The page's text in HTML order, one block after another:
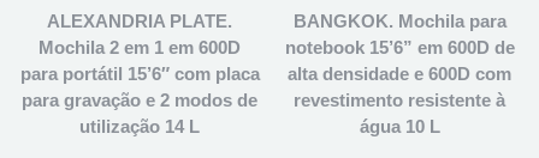
ALEXANDRIA PLATE.
Mochila 2 em 1 em 600D
para portátil 15’6″ com placa
para gravação e 2 modos de
utilização 14 L
BANGKOK. Mochila para
notebook 15’6” em 600D de
alta densidade e 600D com
revestimento resistente à
água 10 L